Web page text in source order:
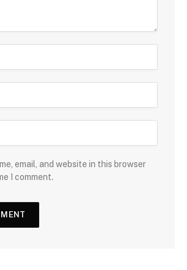
email, and website in this browser
I comment.